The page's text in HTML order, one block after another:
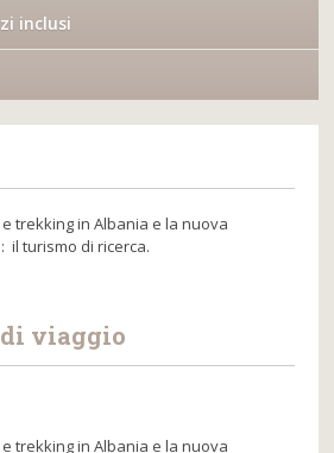
inclusi
trekking in Albania e la nuova
il turismo di ricerca.
viaggio
trekking in Albania e la nuova